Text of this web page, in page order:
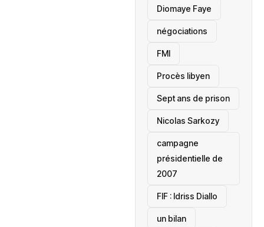
Diomaye Faye
négociations
FMI
Procès libyen
Sept ans de prison
Nicolas Sarkozy
campagne
présidentielle de
2007
‎FIF : Idriss Diallo
un bilan